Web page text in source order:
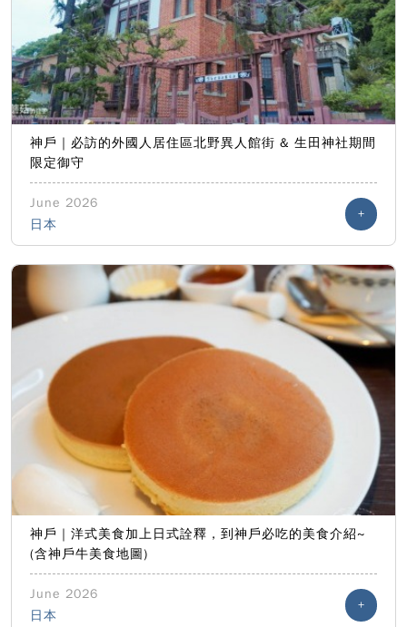
神戶｜必訪的外國人居住區北野異人館街 & 生田神社期間
限定御守
June 2026
日本
+
神戶｜洋式美食加上日式詮釋，到神戶必吃的美食介紹~
(含神戶牛美食地圖)
June 2026
日本
+